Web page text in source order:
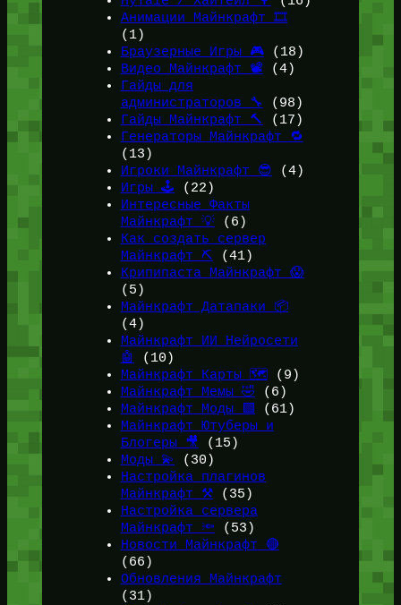
Анимации Майнкрафт 🎞️
(1)
Браузерные Игры 🎮(18)
Видео Майнкрафт 📽️ (4)
Гайды для
администраторов 🔧
(98)
Гайды Майнкрафт 🔨
(17)
Генераторы Майнкрафт 🔁
(13)
Игроки Майнкрафт 😎 (4)
Игры 🕹️ (22)
Интересные Факты
Майнкрафт 💡(6)
Как создать сервер
Майнкрафт ⛏️ (41)
Крипипаста Майнкрафт 😱
(5)
Майнкрафт Датапаки 📦
(4)
Майнкрафт ИИ Нейросети
🤖
(10)
Майнкрафт Карты 🗺️ (9)
Майнкрафт Мемы 🤣 (6)
Майнкрафт Моды 🟩
(61)
Майнкрафт Ютуберы и
Блогеры 🎥
(15)
Моды 💫
(30)
Настройка плагинов
Майнкрафт ⚒️(35)
Настройка сервера
Майнкрафт 🔦 (53)
Новости Майнкрафт 🔴
(66)
Обновления Майнкрафт
(31)